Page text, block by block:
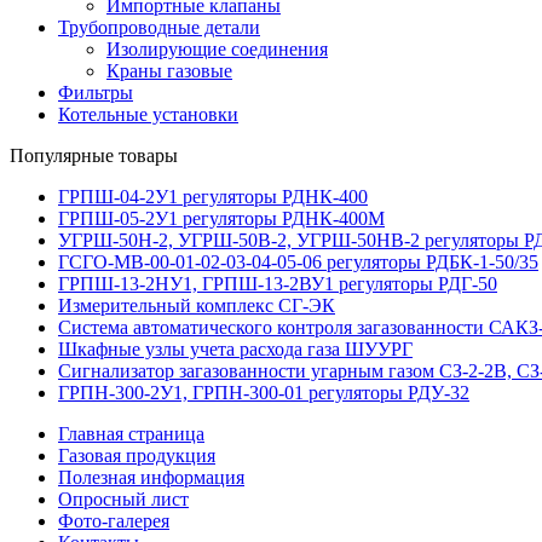
Импортные клапаны
Трубопроводные детали
Изолирующие соединения
Краны газовые
Фильтры
Котельные установки
Популярные товары
ГРПШ-04-2У1 регуляторы РДНК-400
ГРПШ-05-2У1 регуляторы РДНК-400М
УГРШ-50Н-2, УГРШ-50В-2, УГРШ-50НВ-2 регуляторы
ГСГО-МВ-00-01-02-03-04-05-06 регуляторы РДБК-1-50/35
ГРПШ-13-2НУ1, ГРПШ-13-2ВУ1 регуляторы РДГ-50
Измерительный комплекс СГ-ЭК
Система автоматического контроля загазованности
Шкафные узлы учета расхода газа ШУУРГ
Сигнализатор загазованности угарным газом СЗ-2-2В,
ГРПН-300-2У1, ГРПН-300-01 регуляторы РДУ-32
Главная страница
Газовая продукция
Полезная информация
Опросный лист
Фото-галерея